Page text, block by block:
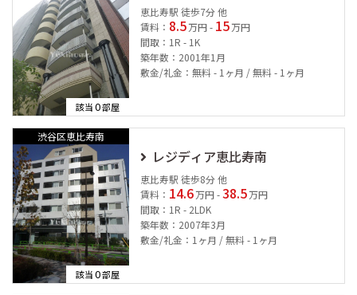
該当0部屋
恵比寿駅 徒歩7分 他
賃料： 8.5 万円 - 15 万円
間取：1R - 1K
築年数：2001年1月
敷金/礼金：無料 - 1ヶ月 / 無料 - 1ヶ月
渋谷区恵比寿南
該当0部屋
レジディア恵比寿南
恵比寿駅 徒歩8分 他
賃料： 14.6 万円 -38.5 万円
間取：1R - 2LDK
築年数：2007年3月
敷金/礼金：1ヶ月 / 無料 - 1ヶ月